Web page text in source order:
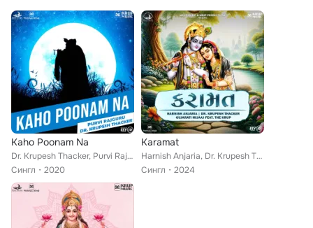
Kaho Poonam Na
Dr. Krupesh Thacker, Purvi Rajguru
Сингл
2020
Karamat
Harnish Anjaria, Dr. Krupesh Thacker, Gujarati Mijaaj feat. The Krup
Сингл
2024